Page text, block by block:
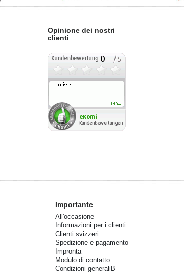
Opinione dei nostri
clienti
Importante
All'occasione
Informazioni per i clienti
Clienti svizzeri
Spedizione e pagamento
Impronta
Modulo di contatto
Condizioni generaliB